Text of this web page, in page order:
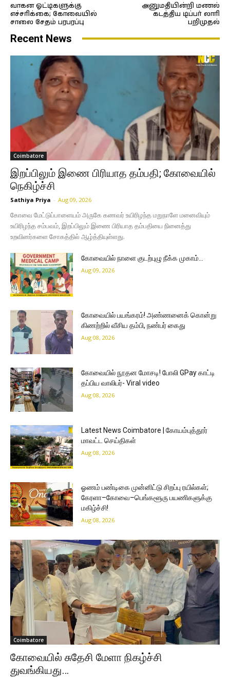
வாகன ஓட்டிகளுக்கு
எச்சரிக்கை; கோவையில்
சாலை சேதம் பரபரப்பு
அனுமதியின்றி மணல்
கடத்திய டிப்பர் லாரி
பறிமுதல்
Recent News
Coimbatore
இறப்பிலும் இணை பிரியாத தம்பதி; கோவையில்
நெகிழ்ச்சி
Sathiya Priya - Aug 09, 2026
கோவை மேட்டுப்பாளையம் அருகே கணவர் உயிரிழந்த மறுநாளே மனைவியும்
உயிரிழந்த சம்பவம், இறப்பிலும் இணை பிரியாத தம்பதியை நினைத்து
உறவினர்களை சோகத்தில் ஆழ்த்தியுள்ளது.
கோவையில் நாளை குடற்புழு நீக்க முகாம்…
Aug 09, 2026
கோவையில் பயங்கரம்! அண்ணனைக் கொன்று
கிணற்றில் வீசிய தம்பி, நண்பர் கைது
Aug 08, 2026
கோவையில் நூதன மோசடி! போலி GPay காட்டி
தப்பிய வாலிபர்- Viral video
Aug 08, 2026
Latest News Coimbatore | கோயம்புத்தூர்
மாவட்ட செய்திகள்
Aug 08, 2026
ஓணம் பண்டிகை முன்னிட்டு சிறப்பு ரயில்கள்;
கேரளா–கோவை–பெங்களூரு பயணிகளுக்கு
மகிழ்ச்சி!
Aug 08, 2026
Coimbatore
கோவையில் சுதேசி மேளா நிகழ்ச்சி
துவங்கியது…